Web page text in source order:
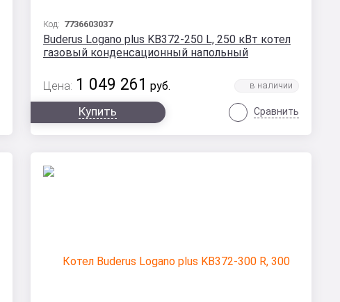
Код: 7736603037
Buderus Logano plus KB372-250 L, 250 кВт котел
газовый конденсационный напольный
Цена: 1 049 261 руб.
Купить Сравнить